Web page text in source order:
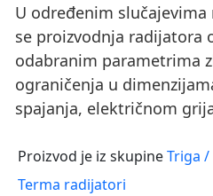
U određenim
se proizvodnja radijatora
odabranim parametrima
ograničenja u
spajanja, električnom
Proizvod je iz skupineTriga /
Terma radijatori